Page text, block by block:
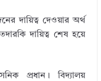
দায়িত্ব দেওয়ার অর্থ
দায়িত্ব শেষ হয়ে
প্রধান। বিদ্যালয়